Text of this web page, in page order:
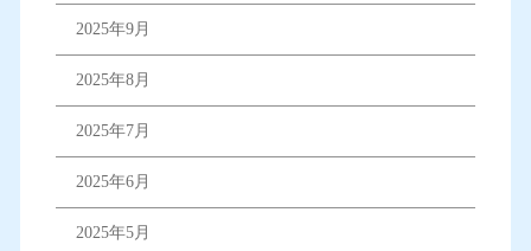
2025年9月
2025年8月
2025年7月
2025年6月
2025年5月